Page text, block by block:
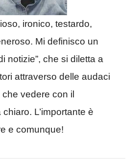
ironico, testardo,
Mi definisco un
notizie”, che si diletta a
attraverso delle audaci
vedere con il
L’importante è
e comunque!